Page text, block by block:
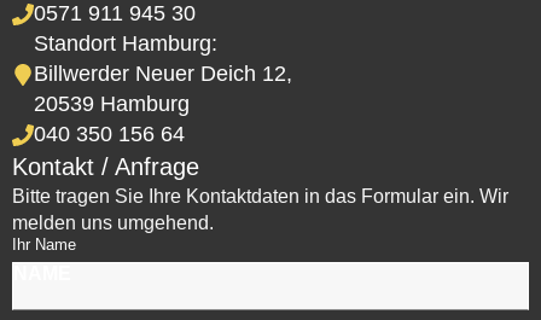
0571 911 945 30
Standort Hamburg:
Billwerder Neuer Deich 12,
20539 Hamburg
040 350 156 64
Kontakt / Anfrage
Bitte tragen Sie Ihre Kontaktdaten in das Formular ein. Wir
melden uns umgehend.
Ihr Name